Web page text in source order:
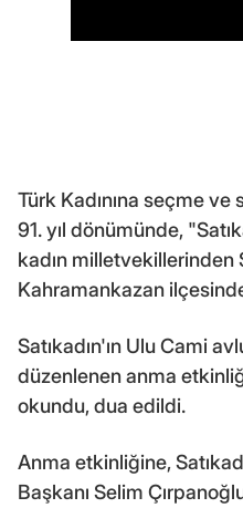
Türk Kadınına seçme ve
91. yıl dönümünde,
kadın milletvekillerinden
Kahramankazan
Satıkadın'ın Ulu Cami
düzenlenen anma
okundu, dua edildi.
Anma etkinliğine,
Başkanı Selim